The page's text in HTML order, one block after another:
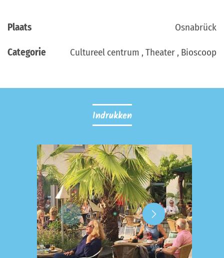
Plaats Osnabrück
Categorie Cultureel centrum , Theater , Bioscoop
Indrukken